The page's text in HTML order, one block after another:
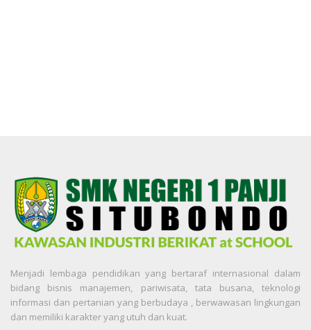
Menjadi lembaga pendidikan yang bertaraf internasional dalam
bidang bisnis manajemen, pariwisata, tata busana, teknologi
informasi dan pertanian yang berbudaya , berwawasan lingkungan
dan memiliki karakter yang utuh dan kuat.